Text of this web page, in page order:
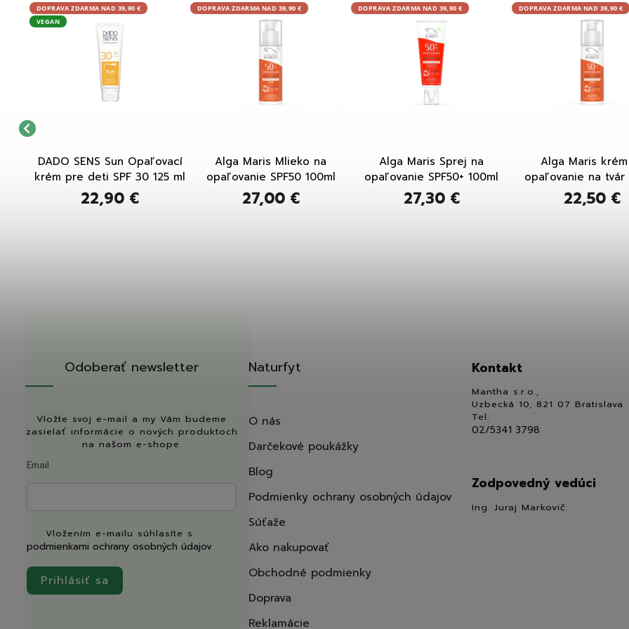
DOPRAVA ZDARMA NAD 39,90 €
VEGAN
DADO SENS Sun Opaľovací
krém pre deti SPF 30 125 ml
22,90 €
DOPRAVA ZDARMA NAD 39,90 €
Alga Maris Mlieko na
opaľovanie SPF50 100ml
27,00 €
DOPRAVA ZDARMA NAD 39,90 €
Alga Maris Sprej na
opaľovanie SPF50+ 100ml
27,30 €
DOPRAVA ZDARMA NAD 39,90 €
Alga Maris
opaľovanie na tvár
50ml
22,50 €
Odoberať newsletter
Vložte svoj e-mail a my Vám budeme
zasielať informácie o nových produktoch
na našom e-shope.
Email
Vložením e-mailu súhlasíte s
podmienkami ochrany osobných údajov
Prihlásiť sa
Naturfyt
O nás
Darčekové poukážky
Blog
Podmienky ochrany osobných údajov
Súťaže
Ako nakupovať
Obchodné podmienky
Doprava
Reklamácie
Kontakt
Mantha s.r.o.,
Uzbecká 10, 821 07 Bratislava
Tel:
02/5341 3798
Zodpovedný vedúci
Ing. Juraj Markovič